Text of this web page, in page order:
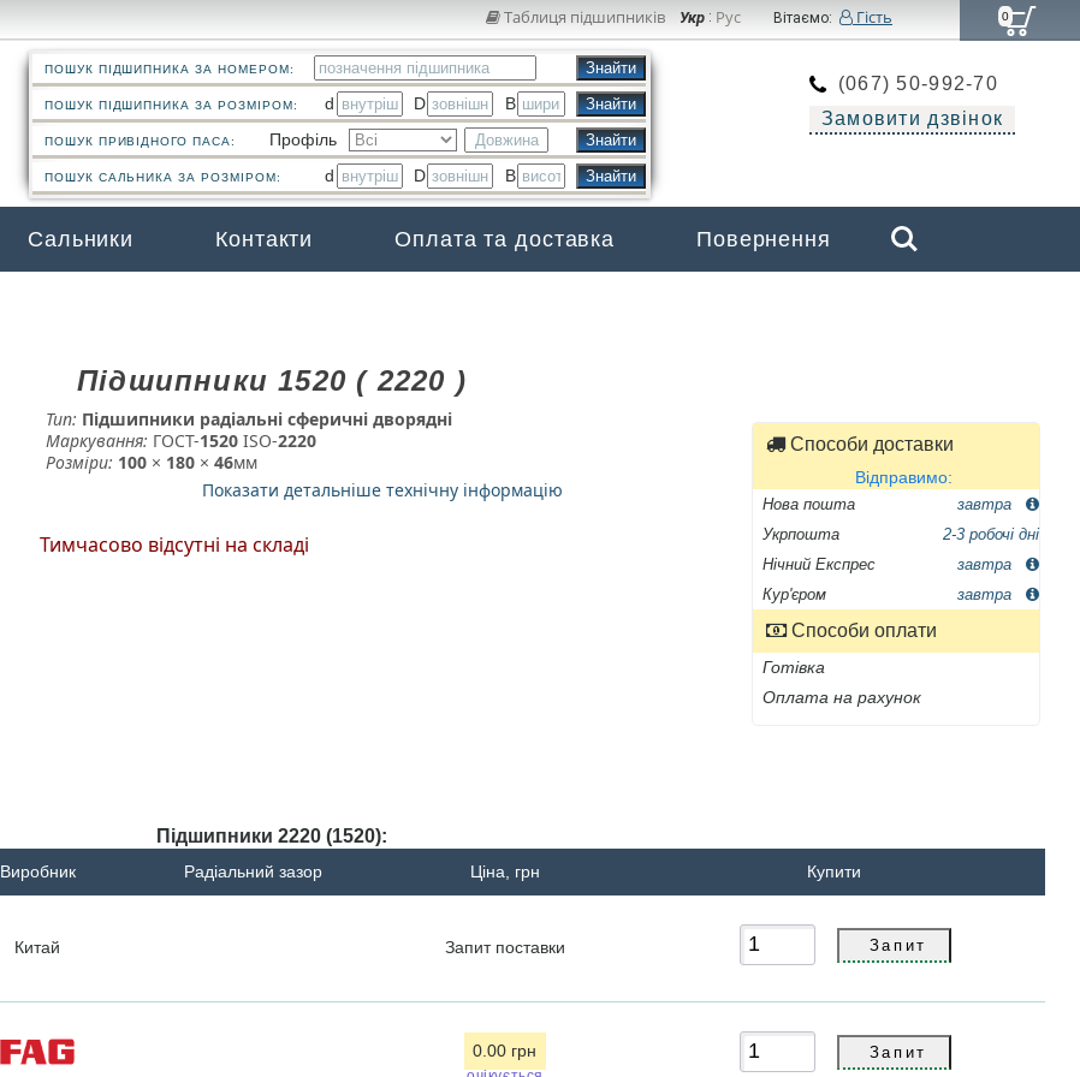
Таблиця підшипників Укр: Рус Вітаємо: Гість
(067) 50-992-70
Замовити дзвінок
ПОШУК ПІДШИПНИКА ЗА НОМЕРОМ:
ПОШУК ПІДШИПНИКА ЗА РОЗМІРОМ: d D B
ПОШУК ПРИВІДНОГО ПАСА: Профіль
ПОШУК САЛЬНИКА ЗА РОЗМІРОМ: d D B
Сальники Контакти Оплата та доставка Повернення
Search
0
Підшипники 1520 ( 2220 )
Тип: Підшипники радіальні сферичні дворядні
Маркування: ГОСТ-1520­ ISO-2220
Розміри: 100× 180× 46мм
Показати детальніше технічну інформацію
Тимчасово відсутні на складі
Способи доставки
Відправимо:
Нова пошта
завтра
Укрпошта
2-3 робочі дні
Нічний Експрес
завтра
Кур'єром
завтра
Способи оплати
Готівка
Оплата на рахунок
Підшипники 2220 (1520):
Виробник Радіальний зазор Ціна, грн Купити
Китай Запит поставки
0.00 грн